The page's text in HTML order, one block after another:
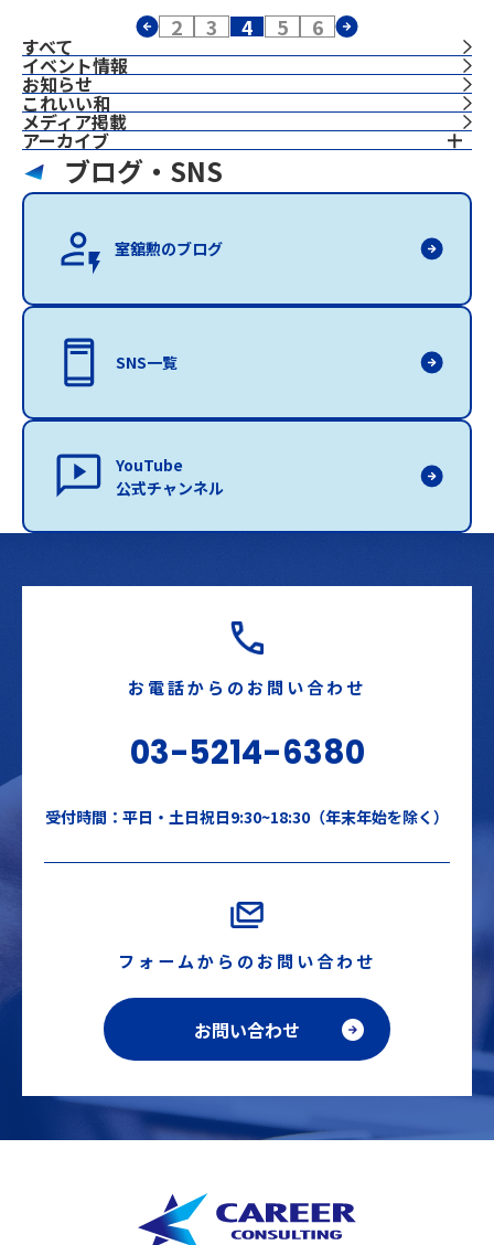
すべて
イベント情報
お知らせ
これいい和
⁨⁩メディア掲載
アーカイブ
2 3 4 5 6
ブログ・SNS
室舘勲のブログ
SNS一覧
YouTube
公式チャンネル
お電話からのお問い合わせ
03-5214-6380
受付時間：平日・土日祝日9:30~18:30（年末年始を除く）
フォームからのお問い合わせ
お問い合わせ